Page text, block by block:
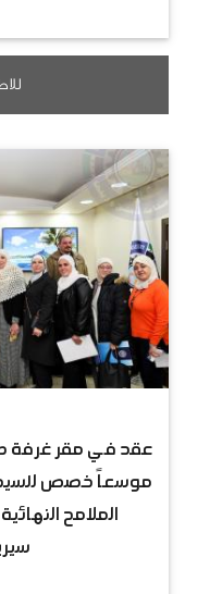
عقد في مقر غرفة
موسعاً خصص
الملامح